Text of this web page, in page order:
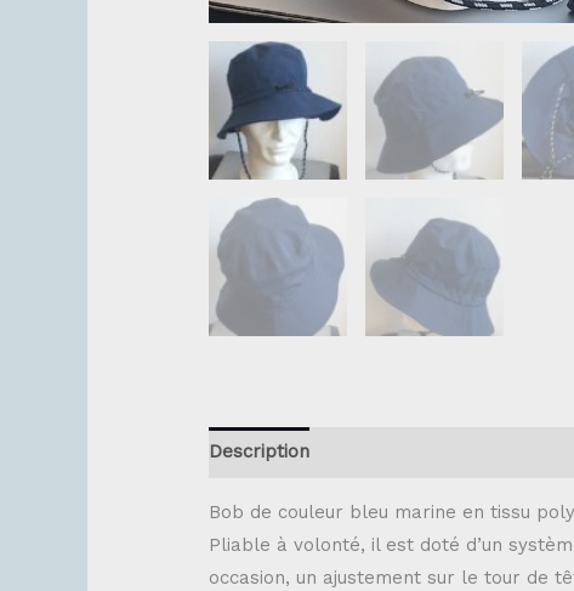
Description
Bob de couleur bleu marine en tissu
Pliable à volonté, il est doté d’un
occasion, un ajustement sur le tour de